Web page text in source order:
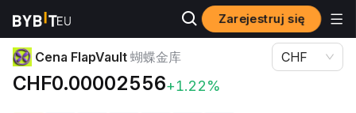
Zarejestruj się
Ceny kryptowalut Cena FlapVault 蝴蝶金库
Cena FlapVault 蝴蝶金库
CHF0.00002556+1.22%
CHF